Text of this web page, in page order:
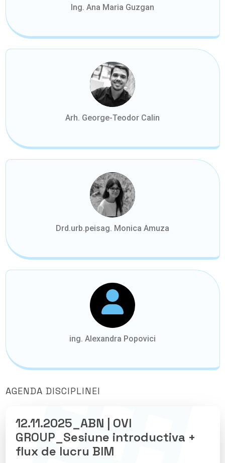
Ing. Ana Maria Guzgan
Arh. George-Teodor Calin
Drd.urb.peisag. Monica Amuza
ing. Alexandra Popovici
AGENDA DISCIPLINEI
12.11.2025_ABN | OVI
GROUP_Sesiune introductiva +
flux de lucru BIM